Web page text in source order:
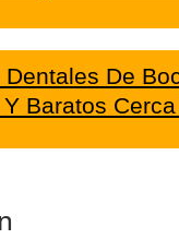
De
Baratos